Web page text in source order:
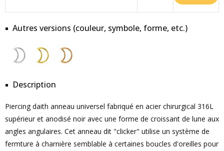
Autres versions (couleur, symbole, forme, etc.)
Description
Piercing daith anneau universel fabriqué en acier chirurgical 316L
supérieur et anodisé noir avec une forme de croissant de lune aux
angles angulaires. Cet anneau dit "clicker" utilise un système de
fermture à charnière semblable à certaines boucles d'oreilles pour